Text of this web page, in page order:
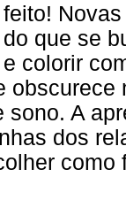
que se
colorir
sono. A
dos